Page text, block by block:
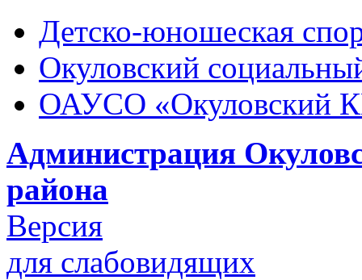
Детско-юношеская
Окуловский
ОАУСО «Окуловский
Администрация
района
Версия
для слабовидящих